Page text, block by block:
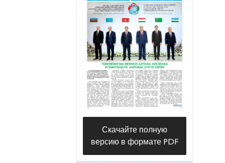
Скачайте полную
версию в формате PDF